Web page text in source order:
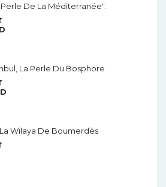
De La Méditerranée".
La Perle Du Bosphore
Wilaya De Boumerdès